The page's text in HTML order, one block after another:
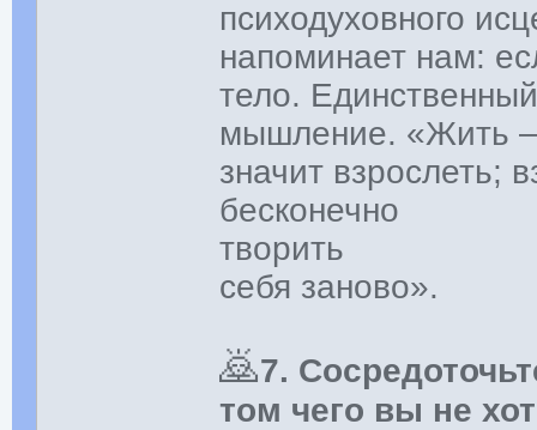
психодуховного
напоминает нам:
тело.
мышление. «Жить
значит взрослеть;
бесконечно
творить
себя заново».
🙇‍7.
том чего вы не